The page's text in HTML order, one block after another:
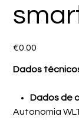
Price
€0.00
Dados
Dados de
Autonomia